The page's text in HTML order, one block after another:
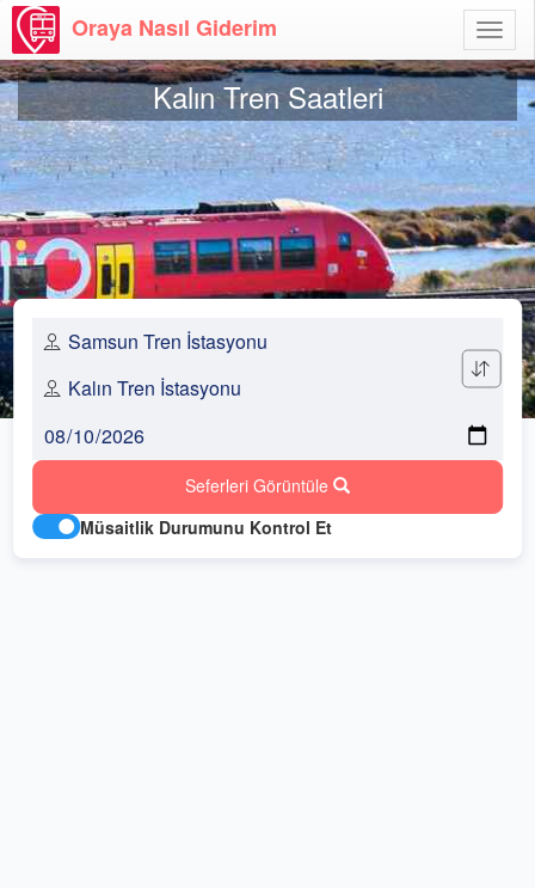
Aç
Oraya Nasıl Giderim
Kalın Tren Saatleri
Seferleri Görüntüle
Müsaitlik Durumunu Kontrol Et